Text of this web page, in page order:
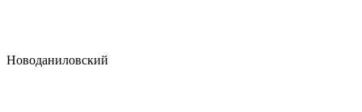
Новоданиловский